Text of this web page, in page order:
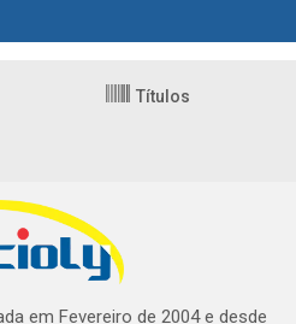
Títulos
em Fevereiro de 2004 e desde